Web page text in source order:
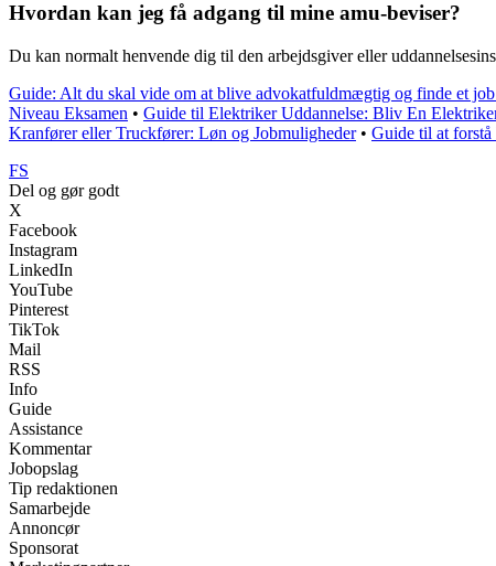
Hvordan kan jeg få adgang til mine amu-beviser?
Du kan normalt henvende dig til den arbejdsgiver eller
Guide: Alt du skal vide om at blive advokatfuldmægtig og finde et
Niveau Eksamen • Guide til Elektriker Uddannelse: Bliv En
Kranfører eller Truckfører: Løn og Jobmuligheder• Guide til at
FS
Del og gør godt
X
Facebook
Instagram
LinkedIn
YouTube
Pinterest
TikTok
Mail
RSS
Info
Guide
Assistance
Kommentar
Jobopslag
Tip redaktionen
Samarbejde
Annoncør
Sponsorat